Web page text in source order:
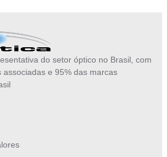
do setor óptico no Brasil, com
associadas e 95% das marcas